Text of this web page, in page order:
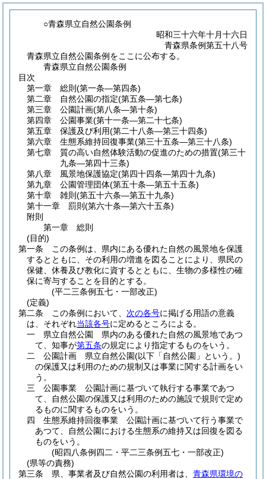
○青森県立自然公園条例
昭和三十六年十月十六日
青森県条例第五十八号
青森県立自然公園条例をここに公布する。
青森県立自然公園条例
目次
第一章
総則 (第一条―第四条)
第二章
自然公園の指定(第五条―第七条)
第三章
公園計画(第八条―第十条)
第四章
公園事業(第十一条―第二十七条)
第五章
保護及び利用(第二十八条―第三十四条)
第六章
生態系維持回復事業(第三十五条―第三十八条)
第七章
質の高い自然体験活動の促進のための措置(第三十
九条―第四十三条)
第八章
風景地保護協定(第四十四条―第四十九条)
第九章
公園管理団体(第五十条―第五十五条)
第十章
雑則 (第五十六条―第五十九条)
第十一章
罰則 (第六十条―第六十五条)
附則
第一章
総則
(目的)
第一条
この条例は、県内にある優れた自然の風景地を保護
するとともに、その利用の増進を図ることにより、県民の
保健、休養及び教化に資するとともに、生物の多様性の確
保に寄与することを目的とする。
(平二三条例五七・一部改正)
(定義)
第二条
この条例において、 次の各号に掲げる用語の意義
は、それぞれ当該各号に定めるところによる。
一
県立自然公園 県内のある優れた自然の風景地であつ
て、知事が第五条の規定により指定するものをいう。
二
公園計画 県立自然公園(以下「自然公園」という。)
の保護又は利用のための規制又は事業に関する計画をい
う。
三
公園事業 公園計画に基づいて執行する事業であつ
て、自然公園の保護又は利用のための施設で規則で定め
るものに関するものをいう。
四
生態系維持回復事業 公園計画に基づいて行う事業で
あつて、自然公園における生態系の維持又は回復を図る
ものをいう。
(昭四八条例四二・平二三条例五七・一部改正)
(県等の責務)
第三条
県、事業者及び自然公園の利用者は、 青森県環境の